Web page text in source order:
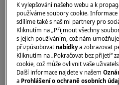
Pokud je pračka zcela
chladných teplotách (v
může mít potíže s prvním
pračku stát na několik
by ji mělo umožnit
Podtlak
K vylepšování našeho webu a k
používáme soubory cookie.
sdílíme také s našimi partnery pro
Kliknutím na „Přijmout všechny
s jejich používáním, což nám
přizpůsobovatnabídkya zobrazovat
Kliknutím na „Pokračovat bez přijetí“
cookie, což může ovlivnit vaše
Další informace najdete v našem
a Prohlášení o ochraně osobních